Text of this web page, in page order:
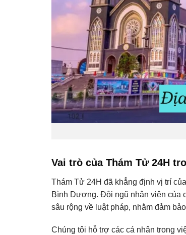
Vai trò của Thám Tử 24H
Thám Tử 24H đã khẳng định vị trí
Bình Dương. Đội ngũ nhân viên của
sâu rộng về luật pháp, nhằm đảm
Chúng tôi hỗ trợ các cá nhân trong